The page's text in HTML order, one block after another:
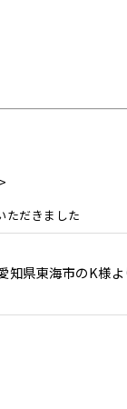
>
だきました
知県東海市のK様